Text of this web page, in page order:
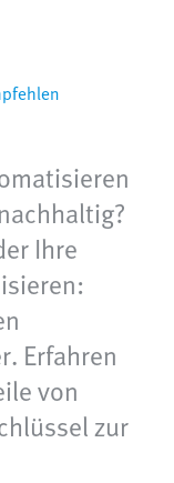
Ihre
Erfahren
von
zur